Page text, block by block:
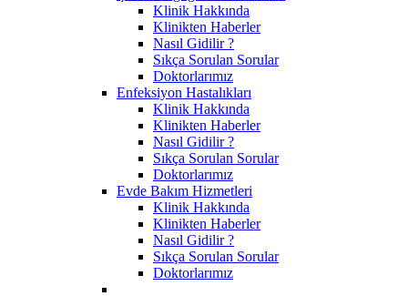
Klinik Hakkında
Klinikten Haberler
Nasıl Gidilir ?
Sıkça Sorulan Sorular
Doktorlarımız
Enfeksiyon Hastalıkları
Klinik Hakkında
Klinikten Haberler
Nasıl Gidilir ?
Sıkça Sorulan Sorular
Doktorlarımız
Evde Bakım Hizmetleri
Klinik Hakkında
Klinikten Haberler
Nasıl Gidilir ?
Sıkça Sorulan Sorular
Doktorlarımız